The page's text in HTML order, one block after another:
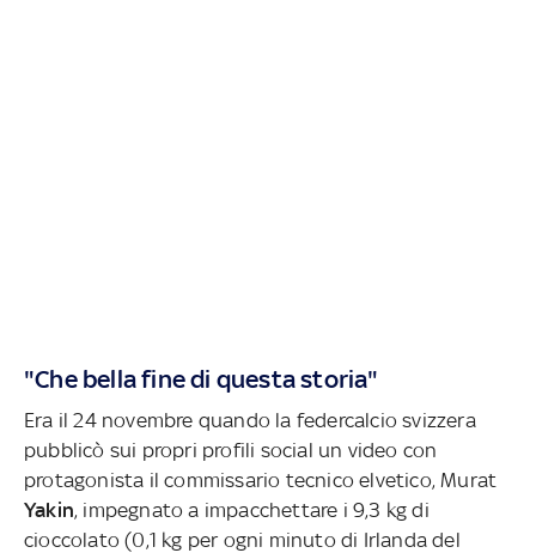
"Che bella fine di questa storia"
Era il 24 novembre quando la federcalcio svizzera
pubblicò sui propri profili social un video con
protagonista il commissario tecnico elvetico, Murat
Yakin, impegnato a impacchettare i 9,3 kg di
cioccolato (0,1 kg per ogni minuto di Irlanda del